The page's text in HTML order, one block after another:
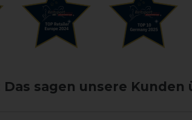
sagen unsere Kunden